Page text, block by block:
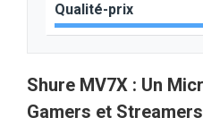
Qualité-prix
Shure MV7X : Un
Gamers et